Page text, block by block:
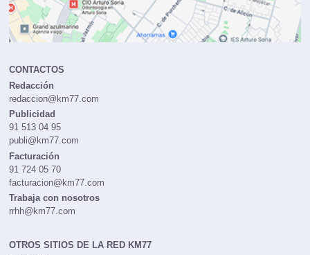
CONTACTOS
Redacción
redaccion@km77.com
Publicidad
91 513 04 95
publi@km77.com
Facturación
91 724 05 70
facturacion@km77.com
Trabaja con nosotros
rrhh@km77.com
OTROS SITIOS DE LA RED KM77